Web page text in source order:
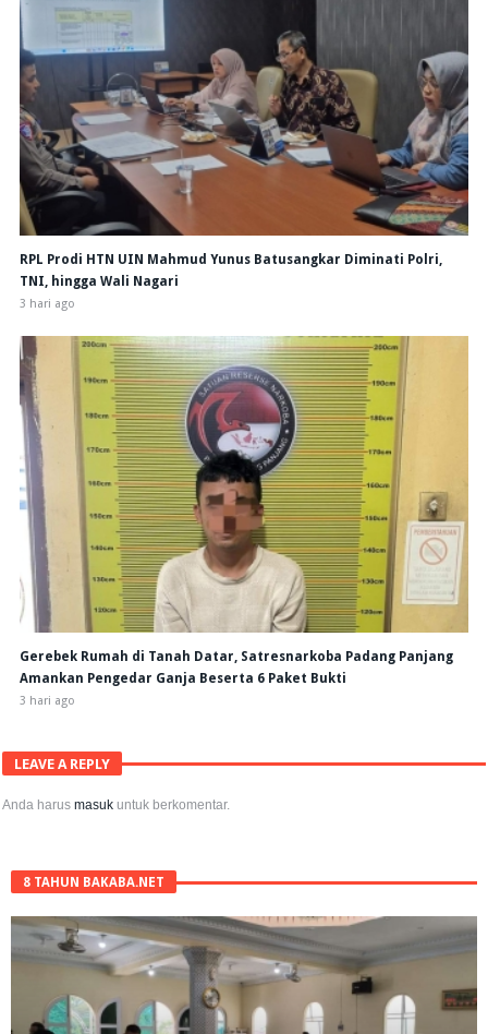
RPL Prodi HTN UIN Mahmud Yunus Batusangkar Diminati Polri,
TNI, hingga Wali Nagari
3 hari ago
Gerebek Rumah di Tanah Datar, Satresnarkoba Padang Panjang
Amankan Pengedar Ganja Beserta 6 Paket Bukti
3 hari ago
LEAVE A REPLY
Anda harusmasuk untuk berkomentar.
8 TAHUN BAKABA.NET